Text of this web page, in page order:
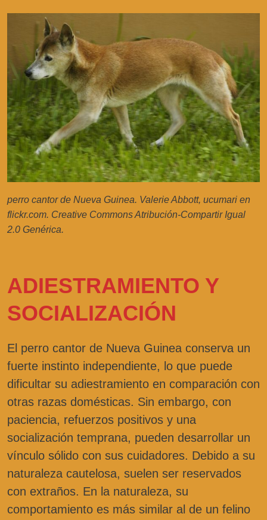
perro cantor de Nueva Guinea. Valerie Abbott, ucumari en
flickr.com. Creative Commons Atribución-Compartir Igual
2.0 Genérica.
ADIESTRAMIENTO Y
SOCIALIZACIÓN
El perro cantor de Nueva Guinea conserva un
fuerte instinto independiente, lo que puede
dificultar su adiestramiento en comparación con
otras razas domésticas. Sin embargo, con
paciencia, refuerzos positivos y una
socialización temprana, pueden desarrollar un
vínculo sólido con sus cuidadores. Debido a su
naturaleza cautelosa, suelen ser reservados
con extraños. En la naturaleza, su
comportamiento es más similar al de un felino